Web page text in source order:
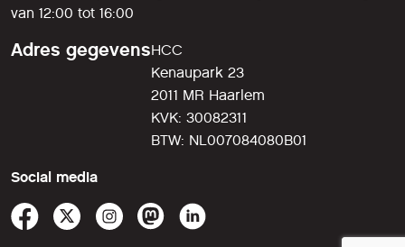
van 12:00 tot 16:00
Adres gegevensHCC
Kenaupark 23
2011 MR Haarlem
KVK: 30082311
BTW: NL007084080B01
Social media